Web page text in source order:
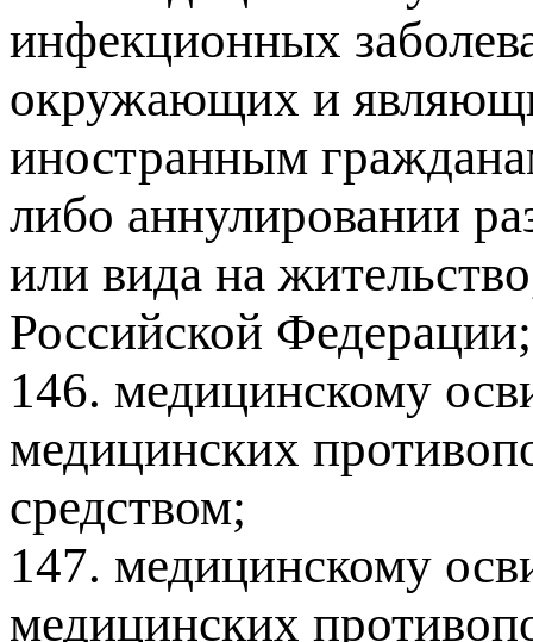
инфекционных
окружающих и
иностранным
либо аннулировании
или вида на
Российской Федерации;
146. медицинскому
медицинских
средством;
147. медицинскому
медицинских